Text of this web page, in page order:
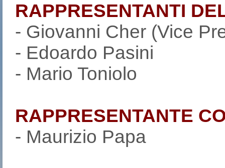
RAPPRESENTANTI
- Giovanni Cher (Vice
- Edoardo Pasini
- Mario Toniolo
RAPPRESENTANTE
- Maurizio Papa